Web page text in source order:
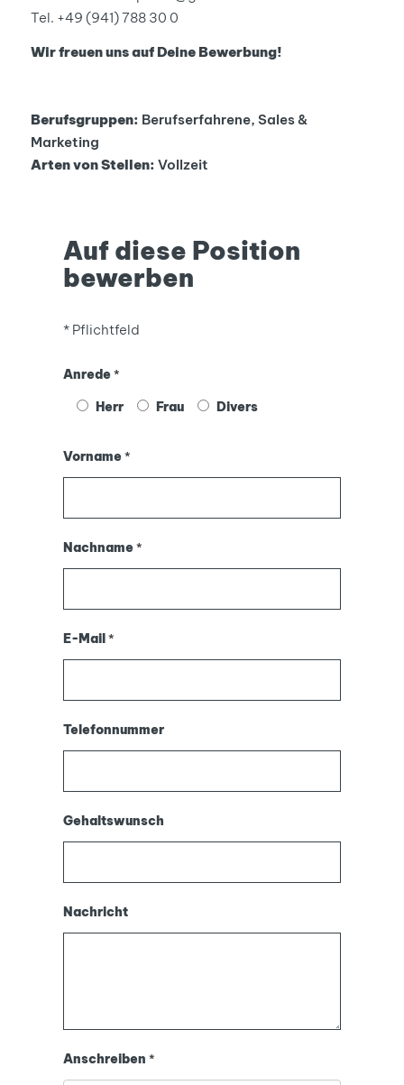
Tel. +49 (941) 788 30 0
Wir freuen uns auf Deine Bewerbung!
Berufsgruppen: Berufserfahrene Sales &
Marketing
Arten von Stellen: Vollzeit
Auf diese Position
bewerben
* Pflichtfeld
Anrede*
Herr Frau Divers
Vorname*
Nachname*
E-Mail*
Telefonnummer
Gehaltswunsch
Nachricht
Anschreiben *